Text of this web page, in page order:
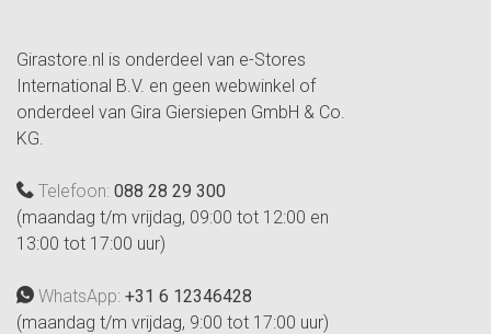
Girastore.nl is onderdeel van e-Stores
International B.V. en geen webwinkel of
onderdeel van Gira Giersiepen GmbH & Co.
KG.
Telefoon: 088 28 29 300
(maandag t/m vrijdag, 09:00 tot 12:00 en
13:00 tot 17:00 uur)
WhatsApp: +31 6 12346428
(maandag t/m vrijdag, 9:00 tot 17:00 uur)